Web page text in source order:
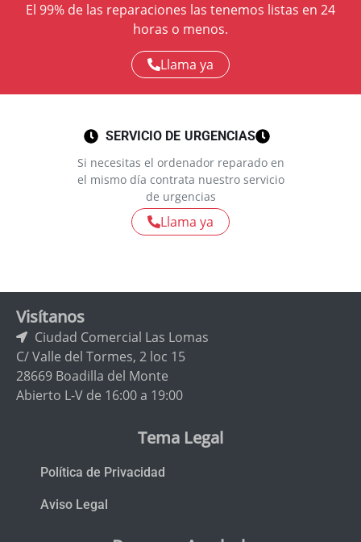
El 99% de las reparaciones las tenemos listas en 24
horas o menos.
Llama ya
SERVICIO DE URGENCIAS
Si necesitas el ordenador reparado en
el mismo día contrata nuestro servicio
de urgencias
Llama ya
Visítanos
Ciudad Comercial Las Lomas
C/ Valle del Tormes, 2 loc 15
28669 Boadilla del Monte
Abierto L-V de 16:00 a 19:00
Tema Legal
Política de Privacidad
Aviso Legal